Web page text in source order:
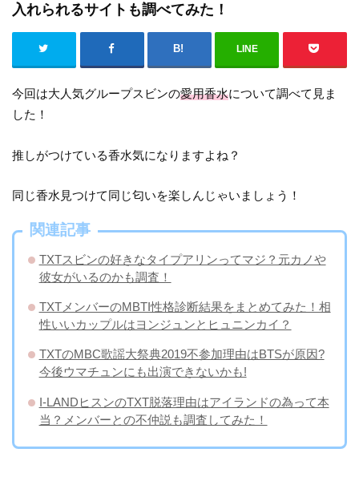
入れられるサイトも調べてみた！
LINE
今回は大人気グループスビンの愛用香水について調べて見ま
した！
推しがつけている香水気になりますよね？
同じ香水見つけて同じ匂いを楽しんじゃいましょう！
関連記事
TXTスビンの好きなタイプアリンってマジ？元カノや
彼女がいるのかも調査！
TXTメンバーのMBTI性格診断結果をまとめてみた！相
性いいカップルはヨンジュンとヒュニンカイ？
TXTのMBC歌謡大祭典2019不参加理由はBTSが原因?
今後ウマチュンにも出演できないかも!
I-LANDヒスンのTXT脱落理由はアイランドの為って本
当？メンバーとの不仲説も調査してみた！